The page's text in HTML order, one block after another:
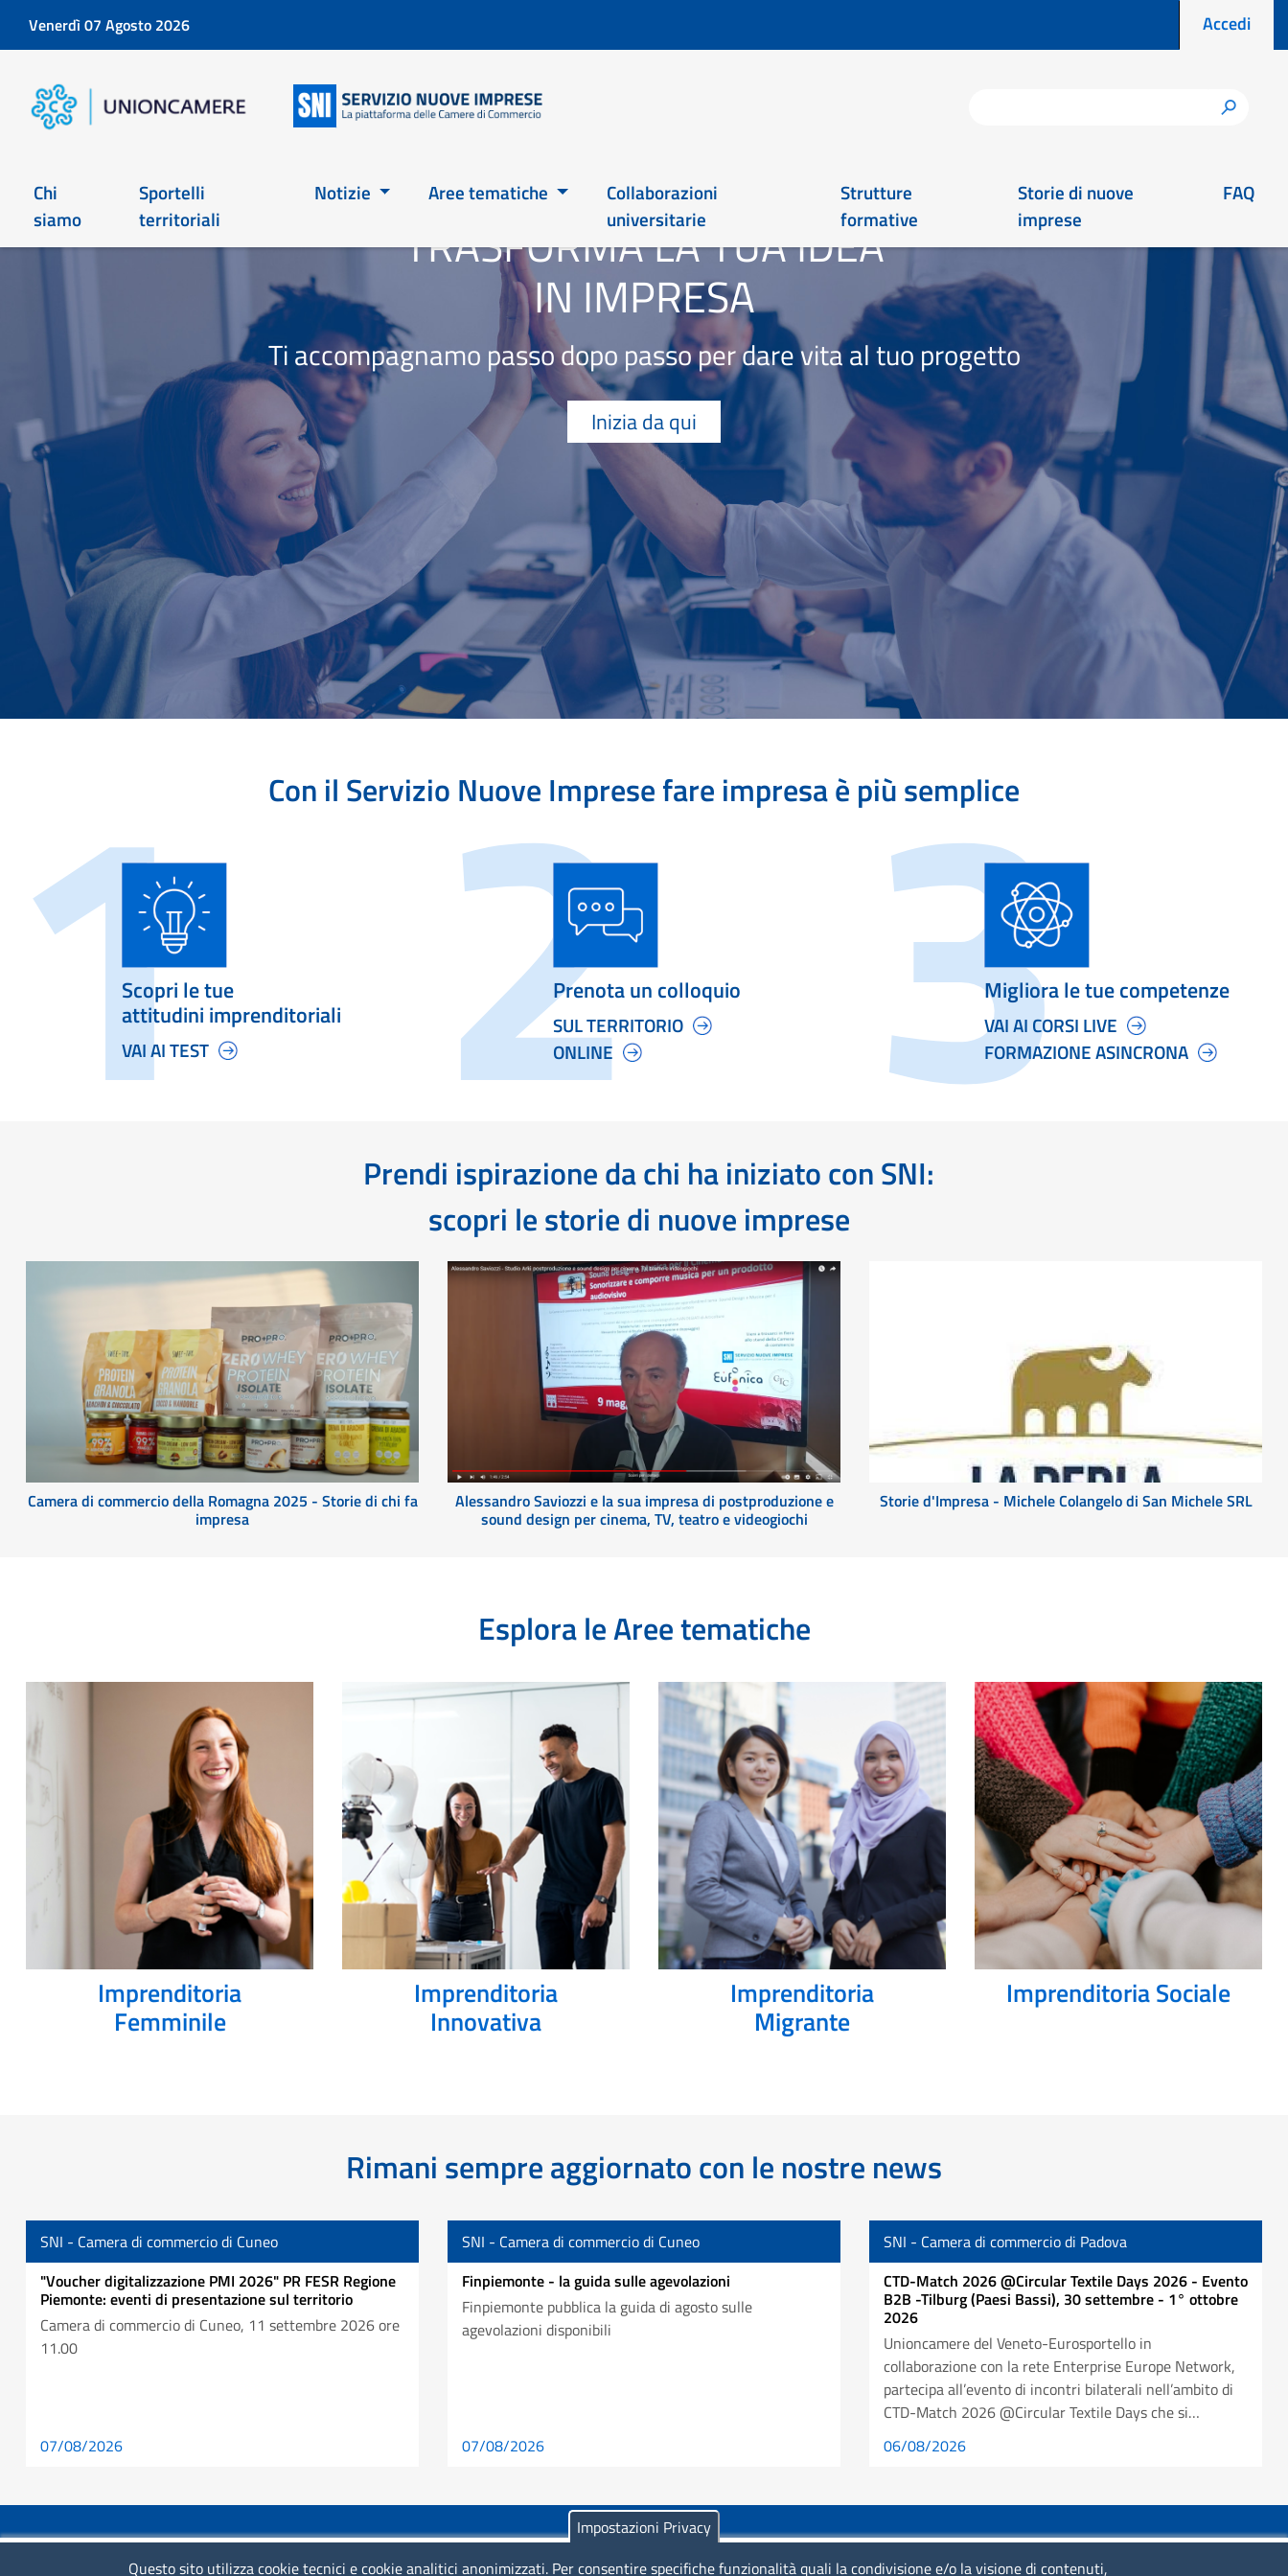
Venerdì 07 Agosto 2026 Menu
Accedi
h
Main 2026
Chi
siamo
Sportelli
territoriali
Notizie Aree tematiche
Collaborazioni
universitarie
Strutture
formative
Storie di nuove
imprese
FAQ
TRASFORMA LA TUA IDEA
IN IMPRESA
Ti accompagnamo passo dopo passo per dare vita al tuo progetto
Inizia da qui
Con il Servizio Nuove Imprese fare impresa è più semplice
Scopri le tue
attitudini imprenditoriali
VAI AI TEST
Prenota un colloquio
SUL TERRITORIO
ONLINE
Migliora le tue competenze
VAI AI CORSI LIVE
FORMAZIONE ASINCRONA
Prendi ispirazione da chi ha iniziato con SNI:
scopri le storie di nuove imprese
Camera di commercio della Romagna 2025 - Storie di chi fa
impresa
Alessandro Saviozzi e la sua impresa di postproduzione e
sound design per cinema, TV, teatro e videogiochi
Storie d'Impresa - Michele Colangelo di San Michele SRL
Esplora le Aree tematiche
Imprenditoria
Femminile
Imprenditoria
Innovativa
Imprenditoria
Migrante
Imprenditoria Sociale
Rimani sempre aggiornato con le nostre news
SNI - Camera di commercio di Cuneo
"Voucher digitalizzazione PMI 2026" PR FESR Regione
Piemonte: eventi di presentazione sul territorio
Camera di commercio di Cuneo, 11 settembre 2026 ore
11.00
07/08/2026
SNI - Camera di commercio di Cuneo
Finpiemonte - la guida sulle agevolazioni
Finpiemonte pubblica la guida di agosto sulle
agevolazioni disponibili
07/08/2026
SNI - Camera di commercio di Padova
CTD-Match 2026 @Circular Textile Days 2026 - Evento
B2B -Tilburg (Paesi Bassi), 30 settembre - 1° ottobre
2026
Unioncamere del Veneto-Eurosportello in
collaborazione con la rete Enterprise Europe Network,
partecipa all’evento di incontri bilaterali nell’ambito di
CTD-Match 2026 @Circular Textile Days che si…
06/08/2026
COLLEGAMENTI VELOCI SERVIZIO REALIZZATO DA
Impostazioni Privacy
Questo sito utilizza cookie tecnici e cookie analitici anonimizzati. Per consentire specifiche funzionalità quali la condivisione e/o la visione di contenuti,